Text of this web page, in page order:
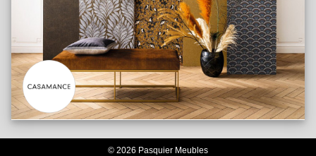
© 2026 Pasquier Meubles